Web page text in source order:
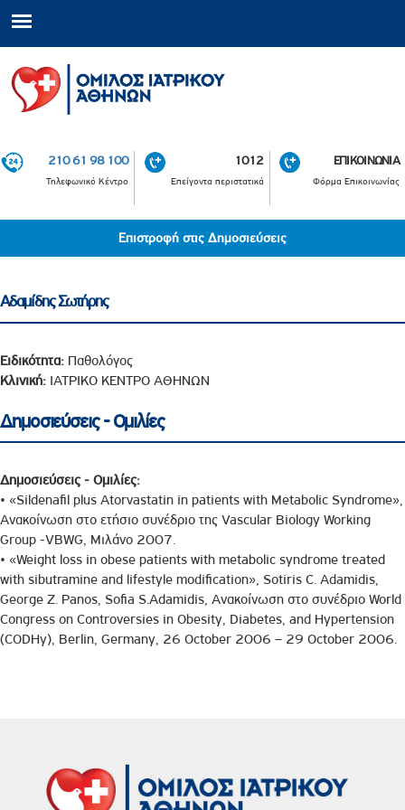
210 61 98 100
Τηλεφωνικό Κέντρο
1012
Επείγοντα περιστατικά
ΕΠΙΚΟΙΝΩΝΙΑ
Φόρμα Επικοινωνίας
Επιστροφή στις Δημοσιεύσεις
Αδαμίδης Σωτήρης
Ειδικότητα: Παθολόγος
Κλινική: ΙΑΤΡΙΚΟ ΚΕΝΤΡΟ ΑΘΗΝΩΝ
Δημοσιεύσεις - Ομιλίες
Δημοσιεύσεις - Ομιλίες:
• «Sildenafil plus Atorvastatin in patients with Metabolic Syndrome»,
Ανακοίνωση στο ετήσιο συνέδριο της Vascular Biology Working
Group -VBWG, Μιλάνο 2007.
• «Weight loss in obese patients with metabolic syndrome treated
with sibutramine and lifestyle modification», Sotiris C. Adamidis,
George Z. Panos, Sofia S.Adamidis, Ανακοίνωση στο συνέδριο World
Congress on Controversies in Obesity, Diabetes, and Hypertension
(CODHy), Berlin, Germany, 26 October 2006 – 29 October 2006.